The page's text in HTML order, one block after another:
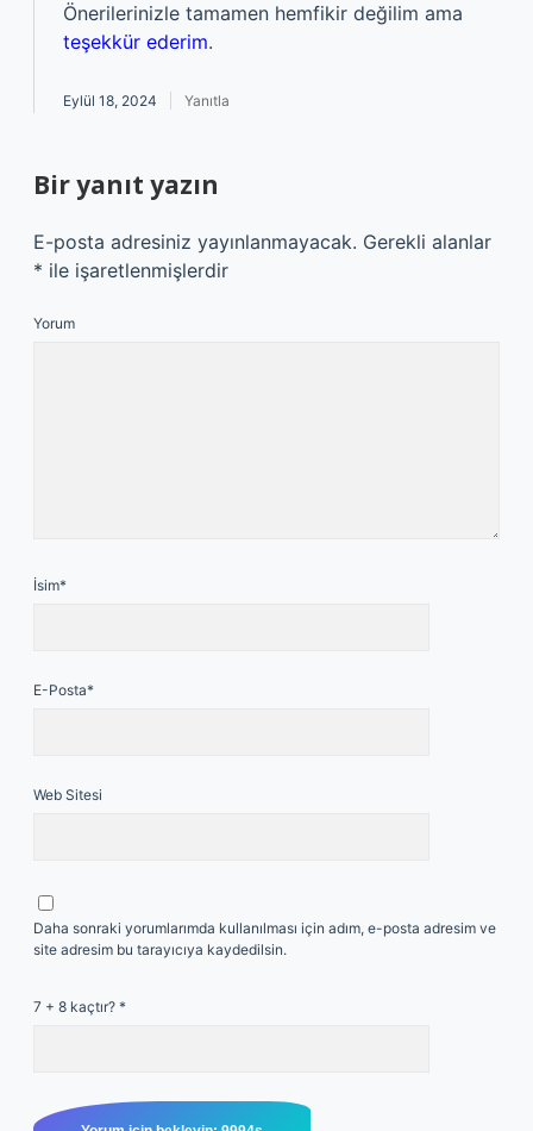
Önerilerinizle tamamen hemfikir değilim ama
teşekkür ederim.
Eylül 18, 2024 Yanıtla
Bir yanıt yazın
E-posta adresiniz yayınlanmayacak. Gerekli alanlar
* ile işaretlenmişlerdir
Yorum
İsim*
E-Posta*
Web Sitesi
Daha sonraki yorumlarımda kullanılması için adım, e-posta adresim ve
site adresim bu tarayıcıya kaydedilsin.
7 + 8 kaçtır? *